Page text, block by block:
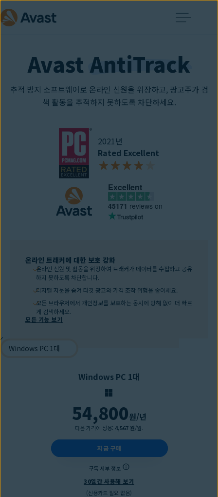
Avast AntiTrack
추적 방지 소프트웨어로 온라인 신원을 위장하고, 광고주가 검
색 활동을 추적하지 못하도록 차단하세요.
2021년
Rated Excellent
Excellent
45171 reviews on
온라인 트래커에 대한 보호 강화
온라인 신원 및 활동을 위장하여 트래커가 데이터를 수집하고 공유
하지 못하도록 차단합니다.
디지털 지문을 숨겨 타깃 광고와 가격 조작 위험을 줄이세요.
모든 브라우저에서 개인정보를 보호하는 동시에 방해 없이 더 빠르
게 검색하세요.
모든 기능 보기
Windows PC 1대
54,800원/년
다음 가격에 상응: 4,567 원/월.
지금 구매
구독 세부 정보
30일간 사용해 보기
(신용카드 필요 없음)